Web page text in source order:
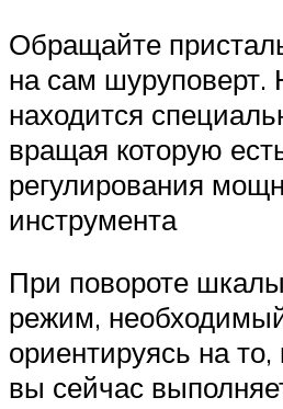
Обращайте
на сам шуруповерт.
находится
вращая которую
регулирования
инструмента
При повороте
режим,
ориентируясь на
вы сейчас